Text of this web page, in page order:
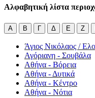
Αλφαβητική λίστα
Α Β Γ Δ Ε Ζ
Άγιος Νικόλαος /
Αγόριανη - Σουβάλα
Αθήνα - Βόρεια
Αθήνα - Δυτικά
Αθήνα - Κέντρο
Αθήνα - Νότια